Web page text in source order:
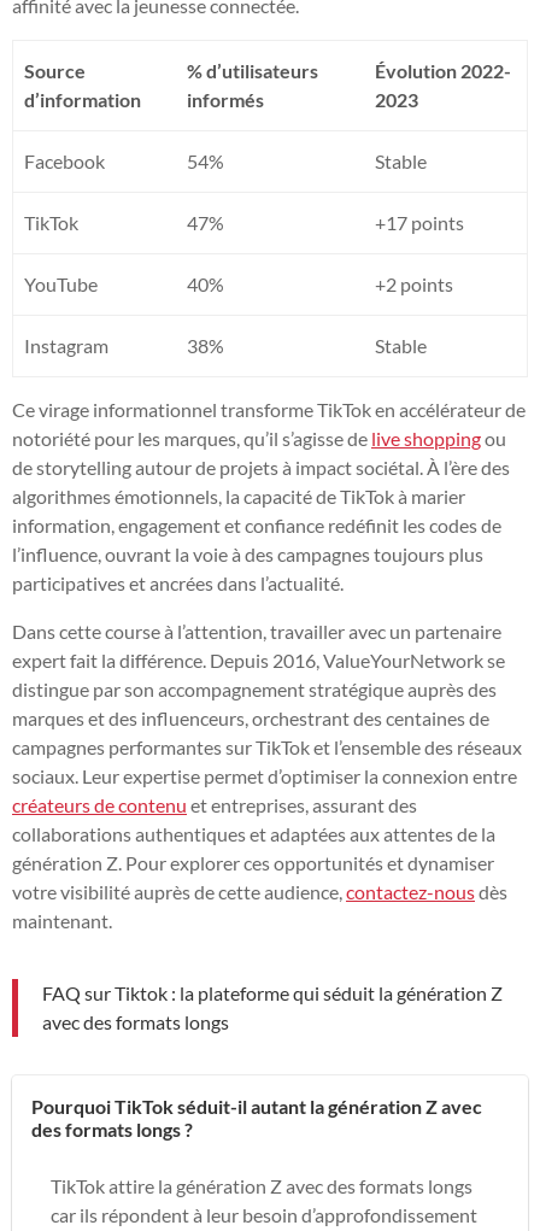
affinité avec la jeunesse connectée.
Source
d’information
% d’utilisateurs
informés
Évolution 2022-
2023
Facebook 54% Stable
TikTok 47% +17 points
YouTube 40% +2 points
Instagram 38% Stable
Ce virage informationnel transforme TikTok en accélérateur de
notoriété pour les marques, qu’il s’agisse de live shoppingou
de storytelling autour de projets à impact sociétal. À l’ère des
algorithmes émotionnels, la capacité de TikTok à marier
information, engagement et confiance redéfinit les codes de
l’influence, ouvrant la voie à des campagnes toujours plus
participatives et ancrées dans l’actualité.
Dans cette course à l’attention, travailler avec un partenaire
expert fait la différence. Depuis 2016, ValueYourNetwork se
distingue par son accompagnement stratégique auprès des
marques et des influenceurs, orchestrant des centaines de
campagnes performantes sur TikTok et l’ensemble des réseaux
sociaux. Leur expertise permet d’optimiser la connexion entre
créateurs de contenu et entreprises, assurant des
collaborations authentiques et adaptées aux attentes de la
génération Z. Pour explorer ces opportunités et dynamiser
votre visibilité auprès de cette audience,contactez-nousdès
maintenant.
FAQ sur Tiktok : la plateforme qui séduit la génération Z
avec des formats longs
Pourquoi TikTok séduit-il autant la génération Z avec
des formats longs ?
TikTok attire la génération Z avec des formats longs
car ils répondent à leur besoin d’approfondissement